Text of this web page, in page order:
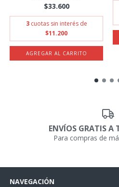
$33.600
3 cuotas sin interés de
$11.200
ENVÍOS GRATIS A
Para compras de
NAVEGACIÓN